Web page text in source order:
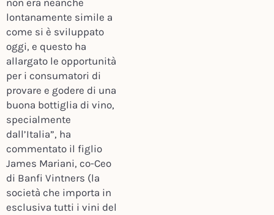
non era neanche
lontanamente simile a
come si è sviluppato
oggi, e questo ha
allargato le opportunità
per i consumatori di
provare e godere di una
buona bottiglia di vino,
specialmente
dall’Italia”, ha
commentato il figlio
James Mariani, co-Ceo
di Banfi Vintners (la
società che importa in
esclusiva tutti i vini del